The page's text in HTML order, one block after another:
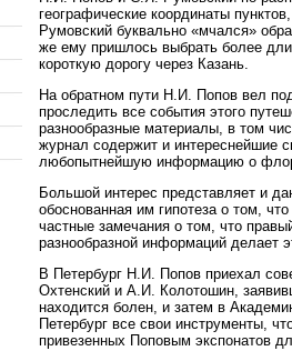
географические координаты
Румовский буквально «мчался»
же ему пришлось выбрать более
короткую дорогу через Казань.
На обратном пути Н.И. Попов вел
проследить все события этого
разнообразные материалы, в том
журнал содержит и интереснейшие
любопытнейшую информацию о
Большой интерес представляет и
обоснованная им гипотеза о том,
частные замечания о том, что
разнообразной информаций делает
В Петербург Н.И. Попов приехал
Охтенский и А.И. Колотошин,
находится болен, и затем в
Петербург все свои инструменты,
привезенных Поповым экспонатов